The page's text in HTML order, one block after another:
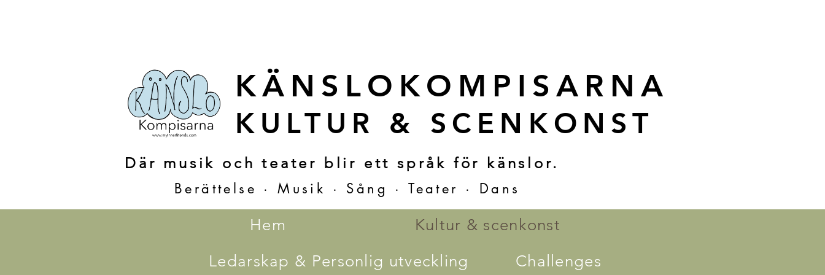
KÄNSLOKOMPISARNA
KULTUR & SCENKONST
Där musik och teater blir ett språk för känslor.
Berättelse · Musik · Sång · Teater · Dans
Hem
Kultur & scenkonst
Ledarskap & Personlig utveckling
Challenges